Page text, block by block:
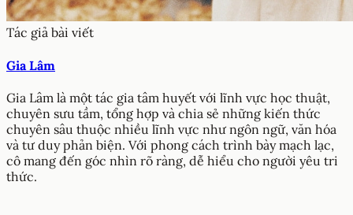
Tác giả bài viết
Gia Lâm
Gia Lâm là một tác gia tâm huyết với lĩnh vực học thuật,
chuyên sưu tầm, tổng hợp và chia sẻ những kiến thức
chuyên sâu thuộc nhiều lĩnh vực như ngôn ngữ, văn hóa
và tư duy phản biện. Với phong cách trình bày mạch lạc,
cô mang đến góc nhìn rõ ràng, dễ hiểu cho người yêu tri
thức.